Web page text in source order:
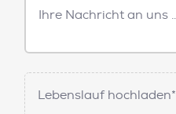
Nachricht
Lebenslauf hochladen*